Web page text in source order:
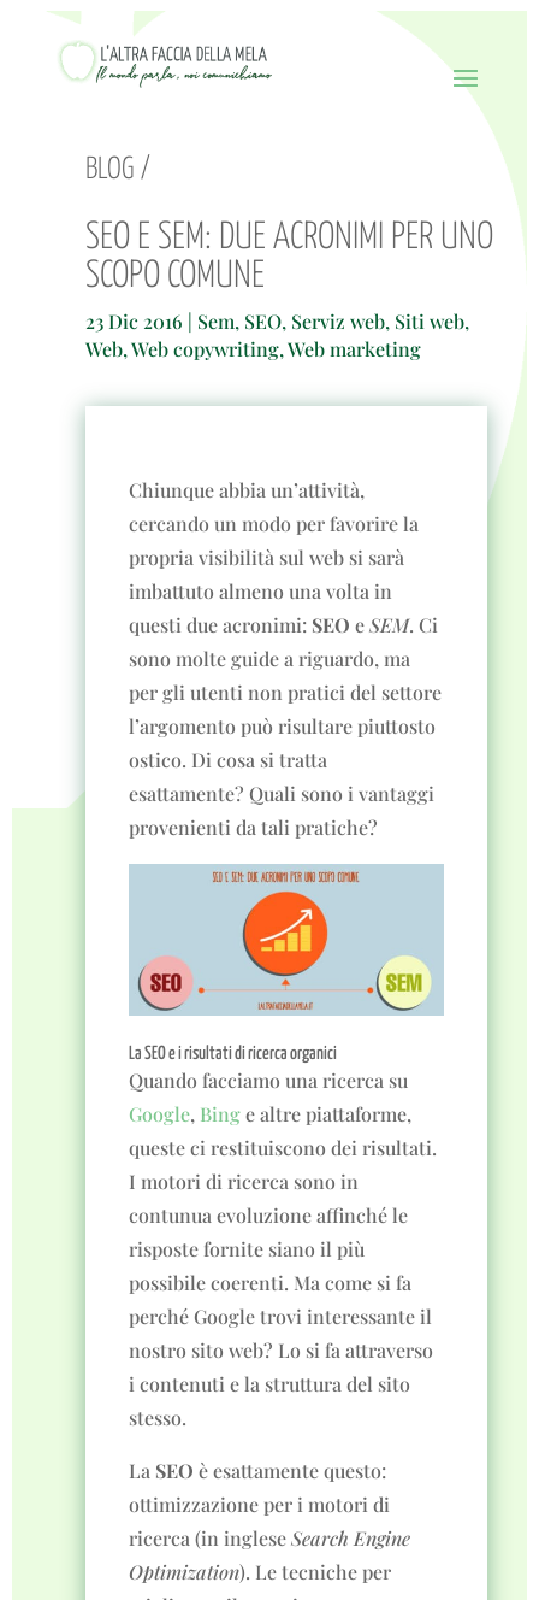
BLOG /
SEO E SEM: DUE ACRONIMI PER UNO
SCOPO COMUNE
23 Dic 2016 | Sem, SEO, Serviz web, Siti web,
Web,Web copywriting,Web marketing
Chiunque abbia un’attività,
cercando un modo per favorire la
propria visibilità sul web si sarà
imbattuto almeno una volta in
questi due acronimi: SEO eSEM. Ci
sono molte guide a riguardo, ma
per gli utenti non pratici del settore
l’argomento può risultare piuttosto
ostico. Di cosa si tratta
esattamente? Quali sono i vantaggi
provenienti da tali pratiche?
La SEO e i risultati di ricerca organici
Quando facciamo una ricerca su
Google, Binge altre piattaforme,
queste ci restituiscono dei risultati.
I motori di ricerca sono in
contunua evoluzione affinché le
risposte fornite siano il più
possibile coerenti. Ma come si fa
perché Google trovi interessante il
nostro sito web? Lo si fa attraverso
i contenuti e la struttura del sito
stesso.
La SEO è esattamente questo:
ottimizzazione per i motori di
ricerca (in ingleseSearch Engine
Optimization). Le tecniche per